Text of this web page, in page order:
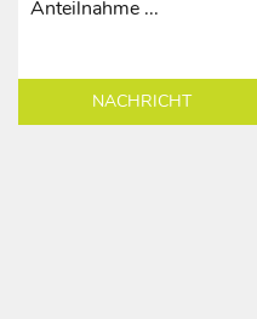
Anteilnahme ...
NACHRICHT